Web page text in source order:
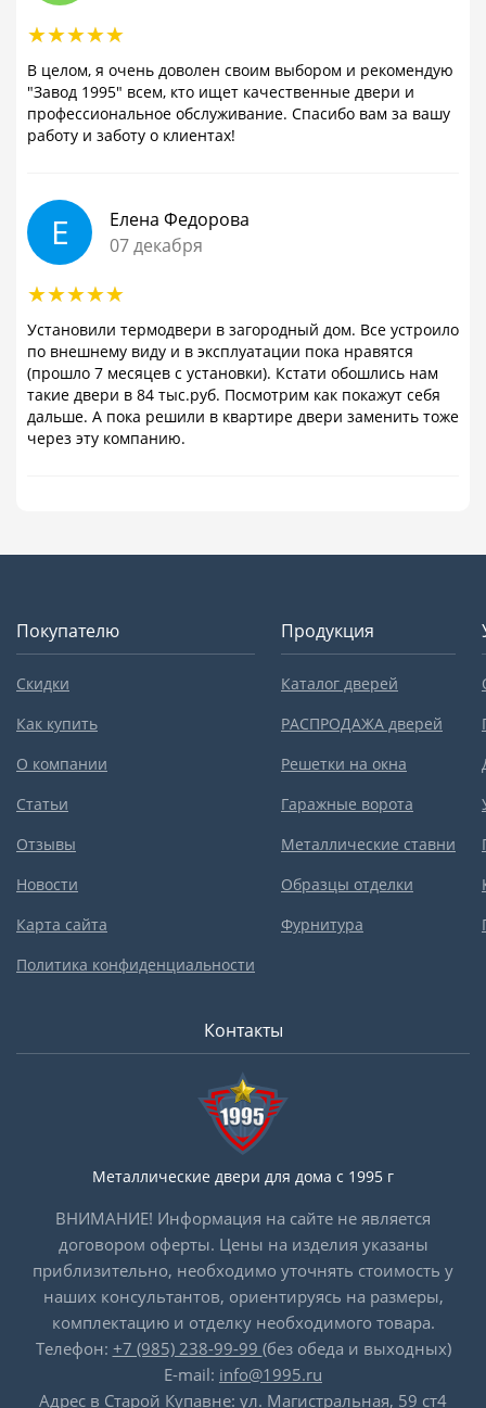
В целом, я очень доволен своим выбором и рекомендую
"Завод 1995" всем, кто ищет качественные двери и
профессиональное обслуживание. Спасибо вам за вашу
работу и заботу о клиентах!
Е
Елена Федорова
07 декабря
Установили термодвери в загородный дом. Все устроило
по внешнему виду и в эксплуатации пока нравятся
(прошло 7 месяцев с установки). Кстати обошлись нам
такие двери в 84 тыс.руб. Посмотрим как покажут себя
дальше. А пока решили в квартире двери заменить тоже
через эту компанию.
Покупателю
Скидки
Как купить
О компании
Статьи
Отзывы
Новости
Карта сайта
Политика конфиденциальности
Продукция
Каталог дверей
РАСПРОДАЖА дверей
Решетки на окна
Гаражные ворота
Металлические ставни
Образцы отделки
Фурнитура
Контакты
Металлические двери для дома с 1995 г
ВНИМАНИЕ! Информация на сайте не является
договором оферты. Цены на изделия указаны
приблизительно, необходимо уточнять стоимость у
наших консультантов, ориентируясь на размеры,
комплектацию и отделку необходимого товара.
Телефон: +7 (985) 238-99-99 (без обеда и выходных)
E-mail: info@1995.ru
Адрес в Старой Купавне: ул. Магистральная, 59 ст4